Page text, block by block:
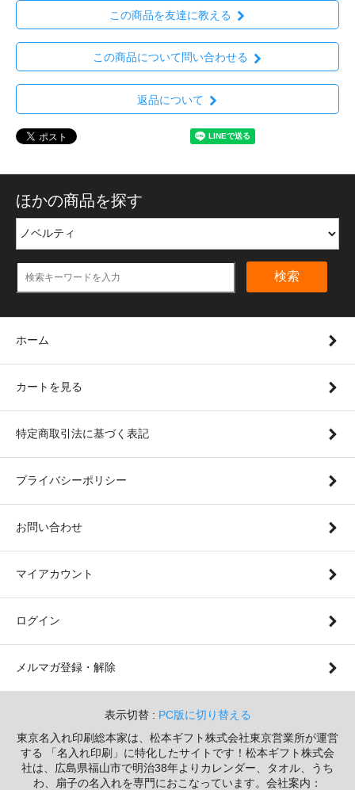
この商品を友達に教える
この商品について問い合わせる
返品について
ほかの商品を探す
検索
ホーム
カートを見る
特定商取引法に基づく表記
プライバシーポリシー
お問い合わせ
マイアカウント
ログイン
メルマガ登録・解除
表示切替 : PC版に切り替える
東京名入れ印刷総本家は、松本ギフト株式会社東京営業所が運営
する 「名入れ印刷」に特化したサイトです！松本ギフト株式会
社は、広島県福山市で明治38年よりカレンダー、タオル、うち
わ、扇子の名入れを専門におこなっています。会社案内：